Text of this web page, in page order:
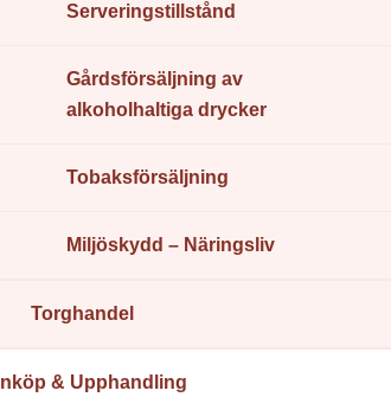
Serveringstillstånd
Gårdsförsäljning av
alkoholhaltiga drycker
Tobaksförsäljning
Miljöskydd – Näringsliv
Torghandel
Inköp & Upphandling